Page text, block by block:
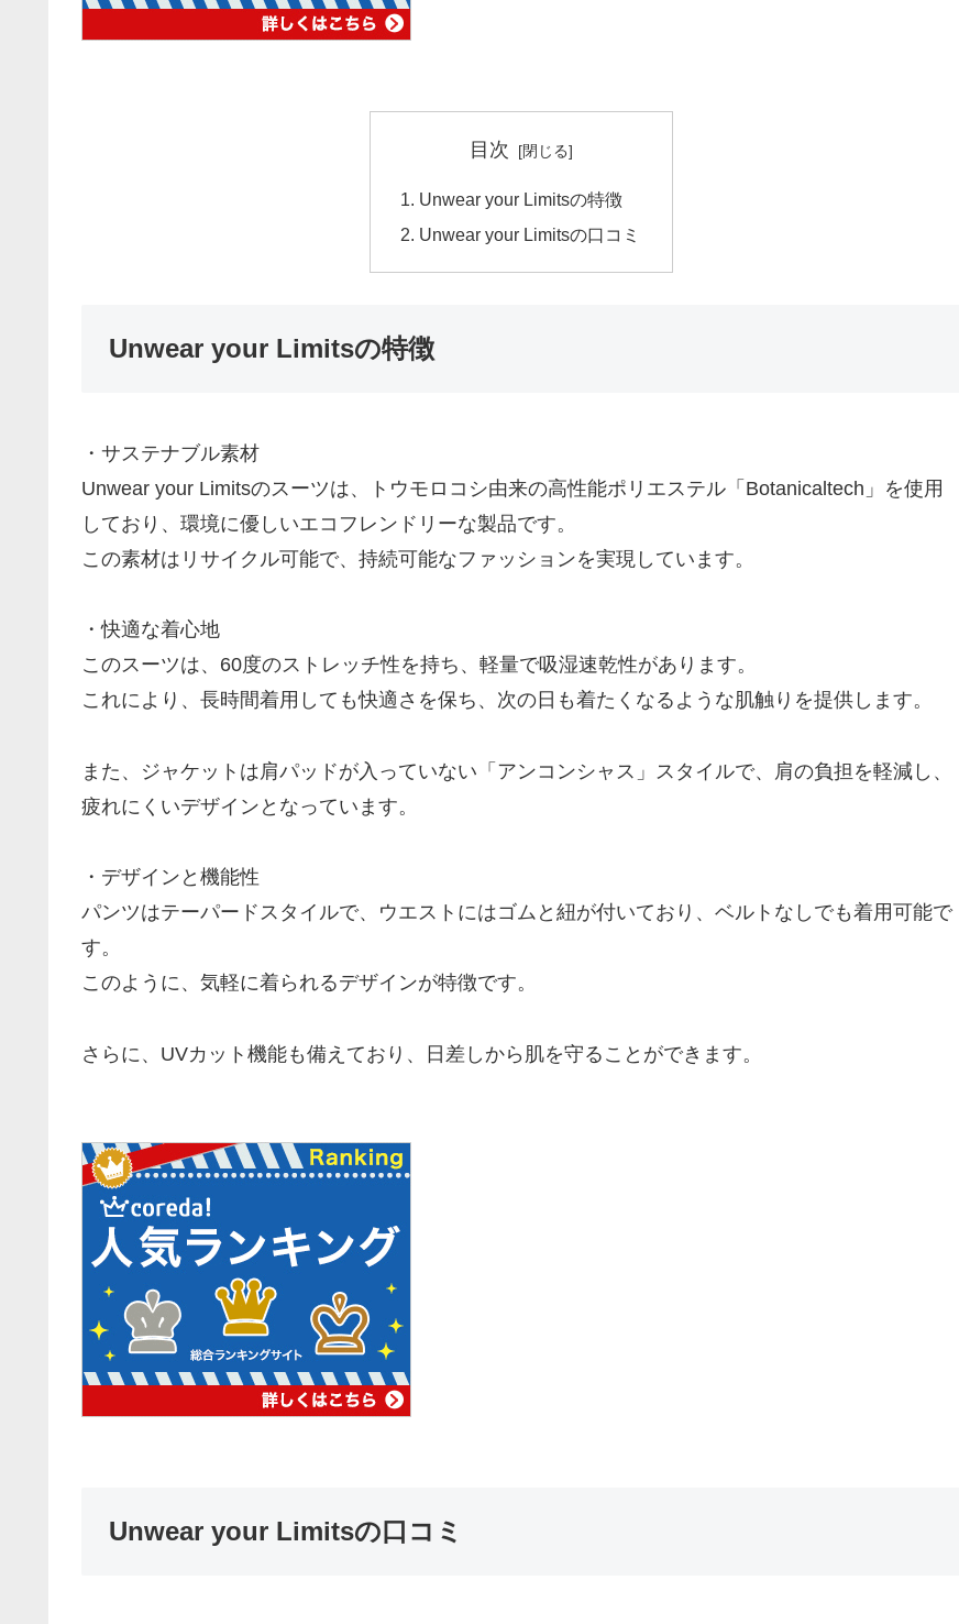
目次
Unwear your Limitsの特徴
Unwear your Limitsの口コミ
Unwear your Limitsの特徴
・サステナブル素材
Unwear your Limitsのスーツは、トウモロコシ由来の高性能ポリエステル「Botanicaltech」を使用
しており、環境に優しいエコフレンドリーな製品です。
この素材はリサイクル可能で、持続可能なファッションを実現しています。
・快適な着心地
このスーツは、60度のストレッチ性を持ち、軽量で吸湿速乾性があります。
これにより、長時間着用しても快適さを保ち、次の日も着たくなるような肌触りを提供します。
また、ジャケットは肩パッドが入っていない「アンコンシャス」スタイルで、肩の負担を軽減し、
疲れにくいデザインとなっています。
・デザインと機能性
パンツはテーパードスタイルで、ウエストにはゴムと紐が付いており、ベルトなしでも着用可能で
す。
このように、気軽に着られるデザインが特徴です。
さらに、UVカット機能も備えており、日差しから肌を守ることができます。
Unwear your Limitsの口コミ